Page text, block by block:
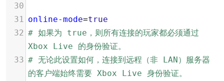
30
31
online-mode=true
32 # 如果为 true，则所有连接的玩家都必须通过
Xbox Live 的身份验证。
33 # 无论此设置如何，连接到远程（非 LAN）服务器
的客户端始终需要 Xbox Live 身份验证。